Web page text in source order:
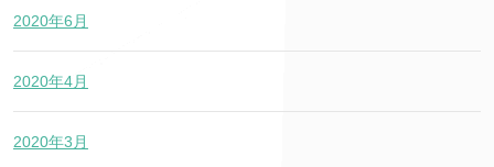
2020年6月
2020年4月
2020年3月